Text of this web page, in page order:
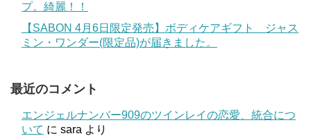
プ。綺麗！！
【SABON 4月6日限定発売】ボディケアギフト ジャス
ミン・ワンダー(限定品)が届きました。
最近のコメント
エンジェルナンバー909のツインレイの恋愛、統合につ
いて に sara より